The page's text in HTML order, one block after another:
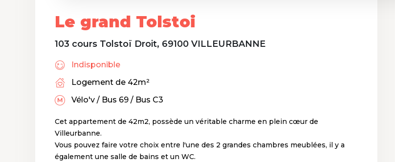
Le grand Tolstoi
103 cours Tolstoï Droit, 69100 VILLEURBANNE
Indisponible
Logement de 42m²
Vélo'v / Bus 69 / Bus C3
Cet appartement de 42m2, possède un véritable charme en plein cœur de
Villeurbanne.
Vous pouvez faire votre choix entre l'une des 2 grandes chambres meublées, il y a
également une salle de bains et un WC.